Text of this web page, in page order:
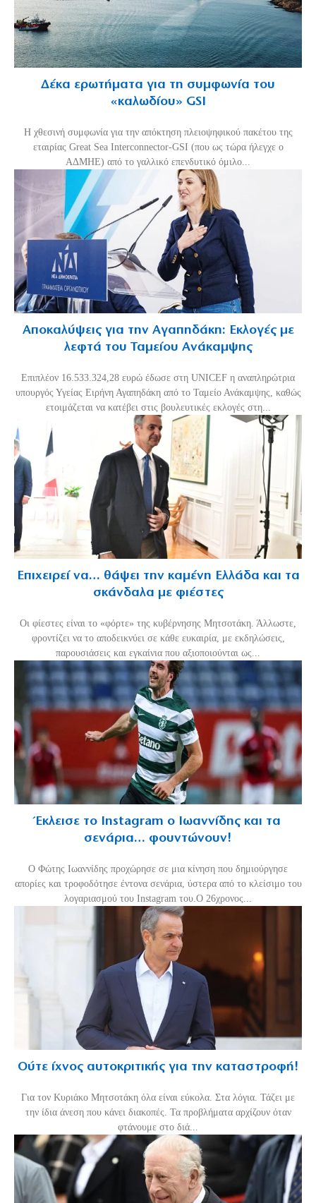
Δέκα ερωτήματα για τη συμφωνία του
«καλωδίου» GSI
Η χθεσινή συμφωνία για την απόκτηση πλειοψηφικού πακέτου της
εταιρίας Great Sea Interconnector-GSI (που ως τώρα ήλεγχε ο
ΑΔΜΗΕ) από το γαλλικό επενδυτικό όμιλο...
Αποκαλύψεις για την Αγαπηδάκη: Εκλογές με
λεφτά του Ταμείου Ανάκαμψης
Επιπλέον 16.533.324,28 ευρώ έδωσε στη UNICEF η αναπληρώτρια
υπουργός Υγείας Ειρήνη Αγαπηδάκη από το Ταμείο Ανάκαμψης, καθώς
ετοιμάζεται να κατέβει στις βουλευτικές εκλογές στη...
Επιχειρεί να… θάψει την καμένη Ελλάδα και τα
σκάνδαλα με φιέστες
Οι φίεστες είναι το «φόρτε» της κυβέρνησης Μητσοτάκη. Άλλωστε,
φροντίζει να το αποδεικνύει σε κάθε ευκαιρία, με εκδηλώσεις,
παρουσιάσεις και εγκαίνια που αξιοποιούνται ως...
Έκλεισε το Instagram ο Ιωαννίδης και τα
σενάρια… φουντώνουν!
Ο Φώτης Ιωαννίδης προχώρησε σε μια κίνηση που δημιούργησε
απορίες και τροφοδότησε έντονα σενάρια, ύστερα από το κλείσιμο του
λογαριασμού του Instagram του.Ο 26χρονος...
Ούτε ίχνος αυτοκριτικής για την καταστροφή!
Για τον Κυριάκο Μητσοτάκη όλα είναι εύκολα. Στα λόγια. Τάζει με
την ίδια άνεση που κάνει διακοπές. Τα προβλήματα αρχίζουν όταν
φτάνουμε στο διά...